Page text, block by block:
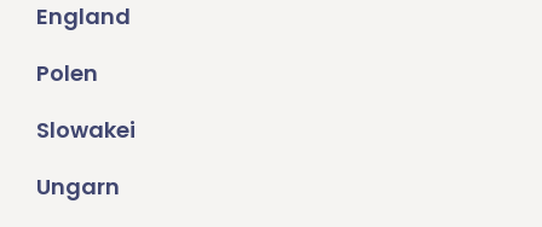
England
Polen
Slowakei
Ungarn